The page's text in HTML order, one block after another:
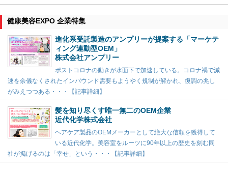
健康美容EXPO 企業特集
進化系受託製造のアンプリーが提案する「マーケテ
ィング連動型OEM」
株式会社アンプリー
ポストコロナの動きが水面下で加速している。コロナ禍で減
速を余儀なくされたインバウンド需要もようやく規制が解かれ、復調の兆し
がみえつつある・・・【記事詳細】
髪を知り尽くす唯一無二のOEM企業
近代化学株式会社
ヘアケア製品のOEMメーカーとして絶大な信頼を獲得して
いる近代化学。美容室をルーツに90年以上の歴史を刻む同
社が掲げるのは「幸せ」という・・・【記事詳細】